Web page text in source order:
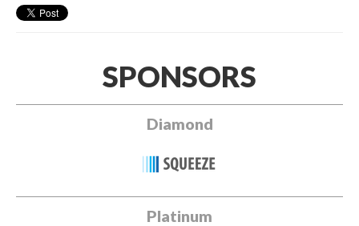
SPONSORS
Diamond
Platinum